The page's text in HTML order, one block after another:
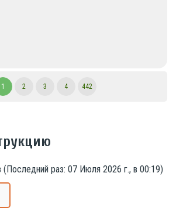
1 2 3 4 442
(Последний раз: 07 Июля 2026 г., в 00:19)